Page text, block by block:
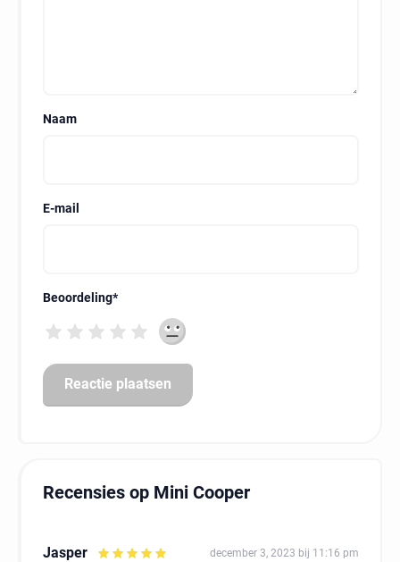
Naam
E-mail
Beoordeling*
Recensies op Mini Cooper
Jasper december 3, 2023 bij 11:16 pm